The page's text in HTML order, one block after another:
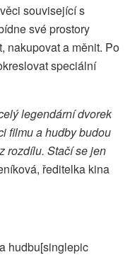
související s
své prostory
nakupovat a měnit. Po
speciální
legendární dvorek
filmu a hudby budou
rozdílu. Stačí se jen
ředitelka kina
hudbu[singlepic